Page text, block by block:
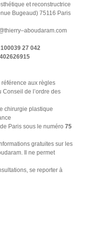
et reconstructrice
Bugeaud) 75116 Paris
100039 27 042
référence aux règles
de l’ordre des
chirurgie plastique
Paris sous le numéro 75
gratuites sur les
Il ne permet
se reporter à